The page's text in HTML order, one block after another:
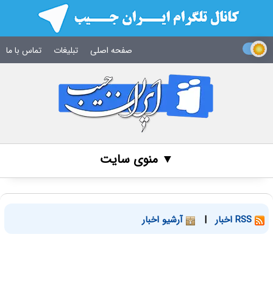
صفحه اصلی تبلیغات تماس با ما
▼ منوی سایت
| آرشیو اخبار